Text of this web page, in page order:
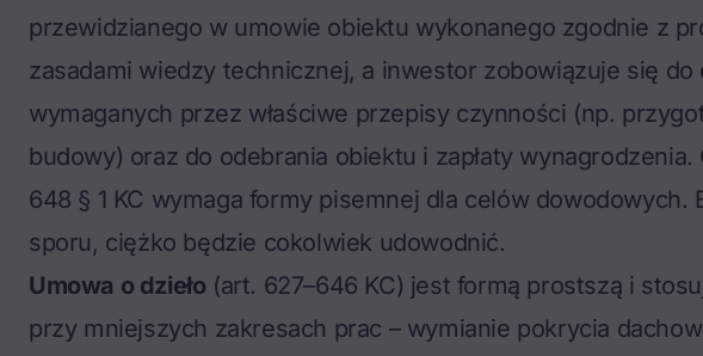
przewidzianego w umowie obiektu wykonanego zgodnie z
zasadami wiedzy technicznej, a inwestor zobowiązuje się do
wymaganych przez właściwe przepisy czynności (np.
budowy) oraz do odebrania obiektu i zapłaty wynagrodzenia.
648 § 1 KC wymaga formy pisemnej dla celów dowodowych.
sporu, ciężko będzie cokolwiek udowodnić.
Umowa o dzieło(art. 627–646 KC) jest formą prostszą i
przy mniejszych zakresach prac – wymianie pokrycia